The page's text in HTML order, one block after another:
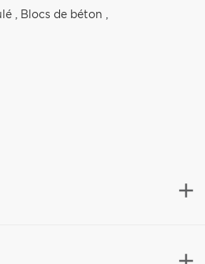
, Blocs de béton ,